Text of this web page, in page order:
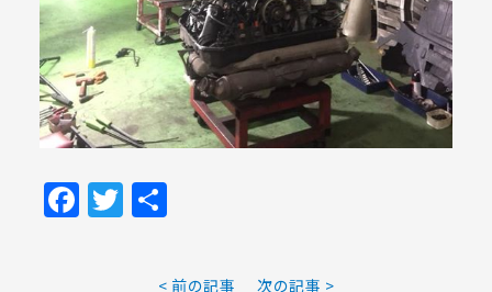
Facebook
Twitter
共
< 前の記事 次の記事 >